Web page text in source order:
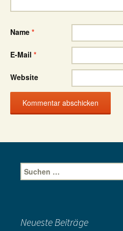
Name *
E-Mail *
Website
Suche
nach:
Neueste Beiträge